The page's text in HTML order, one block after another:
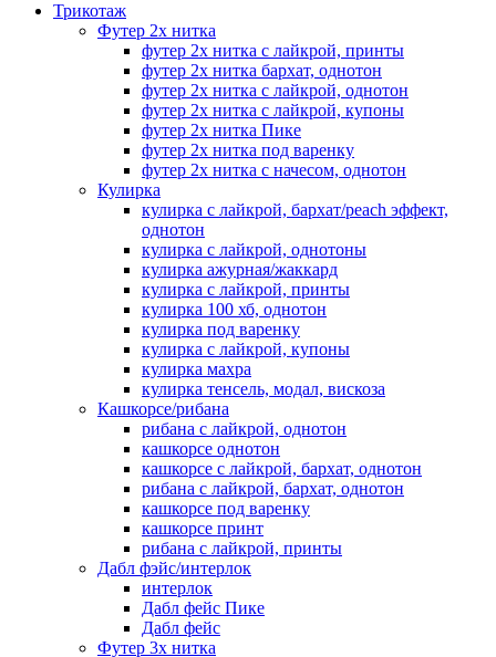
Трикотаж
Футер 2х нитка
футер 2х нитка с лайкрой, принты
футер 2х нитка бархат, однотон
футер 2х нитка с лайкрой, однотон
футер 2х нитка с лайкрой, купоны
футер 2х нитка Пике
футер 2х нитка под варенку
футер 2х нитка с начесом, однотон
Кулирка
кулирка с лайкрой, бархат/peach эффект,
однотон
кулирка с лайкрой, однотоны
кулирка ажурная/жаккард
кулирка с лайкрой, принты
кулирка 100 хб, однотон
кулирка под варенку
кулирка с лайкрой, купоны
кулирка махра
кулирка тенсель, модал, вискоза
Кашкорсе/рибана
рибана с лайкрой, однотон
кашкорсе однотон
кашкорсе с лайкрой, бархат, однотон
рибана с лайкрой, бархат, однотон
кашкорсе под варенку
кашкорсе принт
рибана с лайкрой, принты
Дабл фэйс/интерлок
интерлок
Дабл фейс Пике
Дабл фейс
Футер 3х нитка